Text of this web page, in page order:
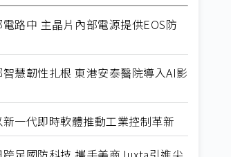
電路中 主晶片內部電源提供EOS防
慧韌性扎根 東港安泰醫院導入AI影
新一代即時軟體推動工業控制革新